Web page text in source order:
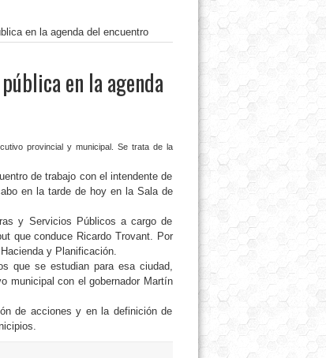
en la agenda del encuentro
en la agenda
provincial y municipal. Se trata de la
de trabajo con el intendente de
en la tarde de hoy en la Sala de
y Servicios Públicos a cargo de
que conduce Ricardo Trovant. Por
y Planificación.
que se estudian para esa ciudad,
municipal con el gobernador Martín
de acciones y en la definición de